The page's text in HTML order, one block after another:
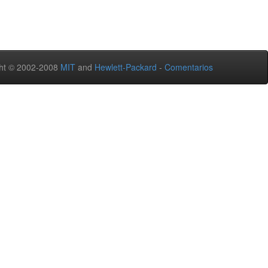
© 2002-2008 MIT and Hewlett-Packard - Comentarios